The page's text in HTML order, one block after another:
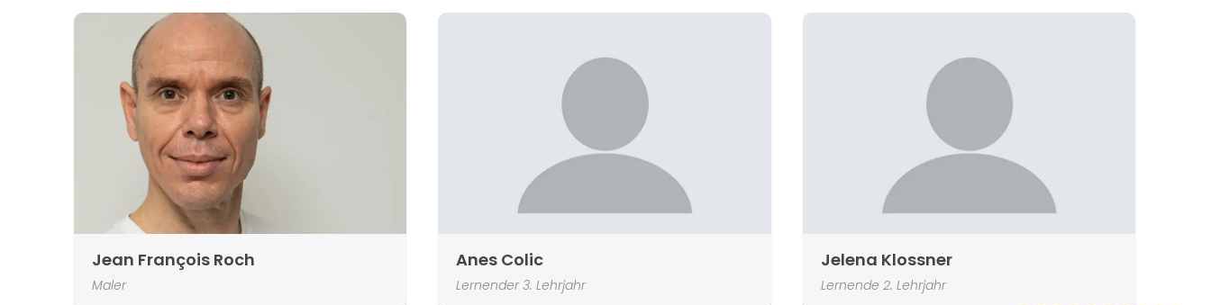
Jean François Roch
Maler
Anes Colic
Lernender 3. Lehrjahr
Jelena Klossner
Lernende 2. Lehrjahr